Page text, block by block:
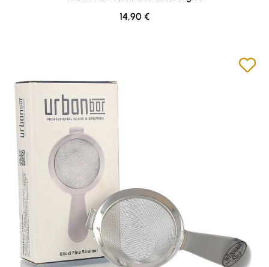
Regular price:
14,90 €